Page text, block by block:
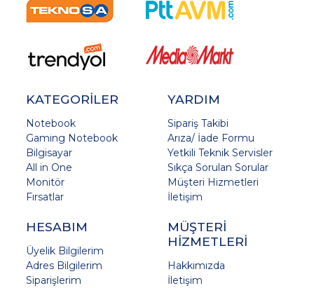
KATEGORİLER
Notebook
Gaming Notebook
Bilgisayar
All in One
Monitör
Fırsatlar
YARDIM
Sipariş Takibi
Arıza/ İade Formu
Yetkili Teknik Servisler
Sıkça Sorulan Sorular
Müşteri Hizmetleri
İletişim
HESABIM
Üyelik Bilgilerim
Adres Bilgilerim
Siparişlerim
MÜŞTERİ
HİZMETLERİ
Hakkımızda
İletişim